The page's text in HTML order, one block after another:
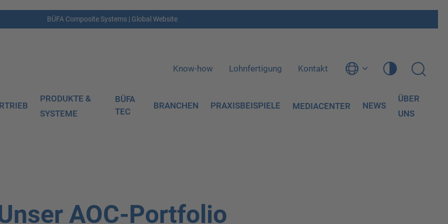
BÜFA Composite Systems | Global Website
Know-how Lohnfertigung Kontakt
PRODUKTE &
SYSTEME
BÜFA
TEC
BRANCHEN PRAXISBEISPIELE MEDIACENTER NEWS
ÜBER
UNS
AOC-Portfolio